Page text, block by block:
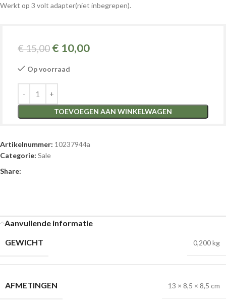
Werkt op 3 volt adapter(niet inbegrepen).
€15,00 € 10,00
Op voorraad
TOEVOEGEN AAN WINKELWAGEN
Artikelnummer: 10237944a
Categorie: Sale
Share:
Aanvullende informatie
GEWICHT
0,200 kg
AFMETINGEN 13 × 8,5 × 8,5 cm